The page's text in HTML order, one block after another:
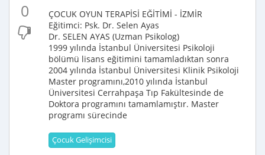
0
ÇOCUK OYUN TERAPİSİ EĞİTİMİ - İZMİR
Eğitimci: Psk. Dr. Selen Ayas
Dr. SELEN AYAS (Uzman Psikolog)
1999 yılında İstanbul Üniversitesi Psikoloji
bölümü lisans eğitimini tamamladıktan sonra
2004 yılında İstanbul Üniversitesi Klinik Psikoloji
Master programını,2010 yılında İstanbul
Üniversitesi Cerrahpaşa Tıp Fakültesinde de
Doktora programını tamamlamıştır. Master
programı sürecinde
Çocuk Gelişimcisi